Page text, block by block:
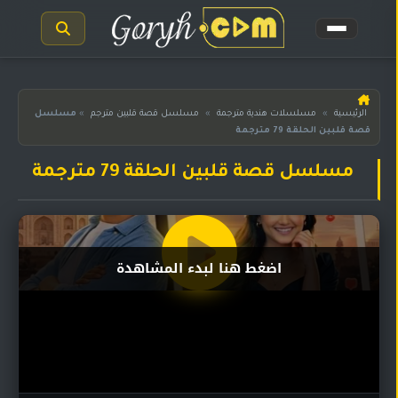
الرئيسية
مسلسلات
المترجمة
مدبلجة
مسلسلات
مسلسلات
الرئيسية » مسلسلات هندية مترجمة » مسلسل قصة قلبين مترجم » مسلسل
قصة قلبين الحلقة 79 مترجمة
مسلسل قصة قلبين الحلقة 79 مترجمة
اضغط هنا لبدء المشاهدة